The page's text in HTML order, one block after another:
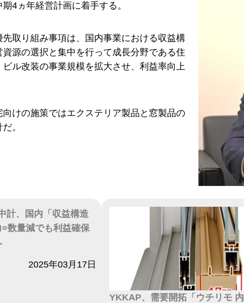
4ヵ年経営計画に着手する。
先取り組み事項は、国内事業における収益構
源の選択と集中を行って成長分野である住
ル改装の事業規模を拡大させ、利益率向上
向けの施策ではエクステリア製品と窓製品の
。
計、国内「収益構造
数量減でも利益確保
2025年03月17日
YKKAP、需要開拓「ウチリモ 内